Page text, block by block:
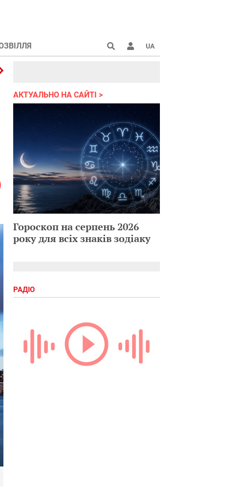
UA
в Україні 2022
АКТУАЛЬНО НА САЙТІ
Гороскоп на серпень 2026
року для всіх знаків зодіаку
РАДІО